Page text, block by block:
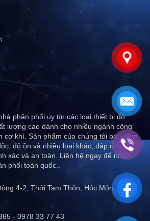
phân phối uy tín các loại thiết bị đo
lượng cao dành cho nhiều ngành công
cơ khí. Sản phẩm của chúng tôi bao gồm
độ ồn và nhiều loại khác, đáp ứng mọi
xác và an toàn. Liên hệ ngay để nhận
phối toàn quốc..
4-2, Thới Tam Thôn, Hóc Môn,
- 0978 33 77 43